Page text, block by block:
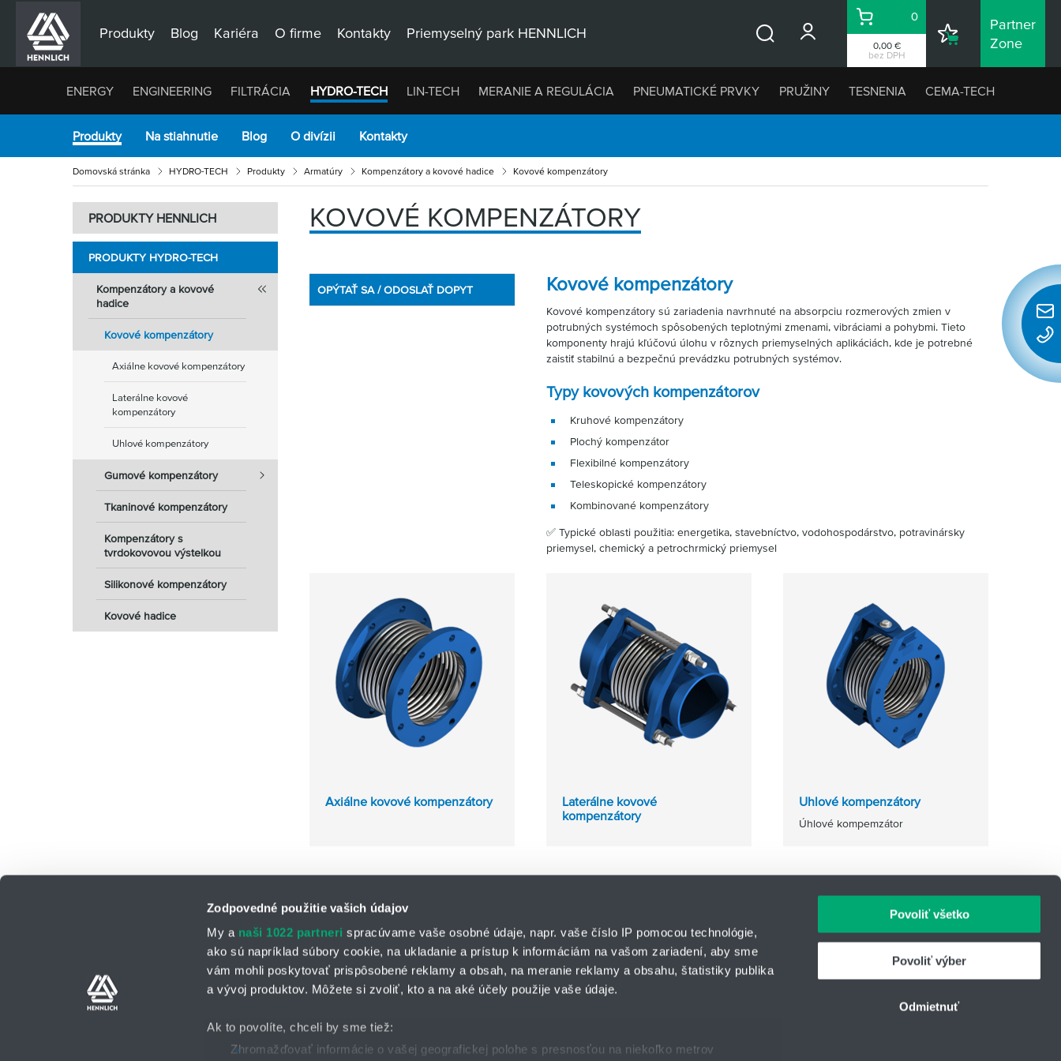
Zodpovedné použitie vašich údajov
My a naši 1022 partneri spracúvame vaše osobné údaje, napr. vaše číslo IP pomocou technológie,
ako sú napríklad súbory cookie, na ukladanie a prístup k informáciám na vašom zariadení, aby sme
vám mohli poskytovať prispôsobené reklamy a obsah, na meranie reklamy a obsahu, štatistiky publika
a vývoj produktov. Môžete si zvoliť, kto a na aké účely použije vaše údaje.
Ak to povolíte, chceli by sme tiež:
Zhromažďovať informácie o vašej geografickej polohe s presnosťou na niekoľko metrov
Povoliť všetko
Povoliť výber
Odmietnuť
Produkty Blog Kariéra O firme Kontakty Priemyselný park HENNLICH
0,00 €
bez DPH
Košík
0
Nákupný
Partner
Zone
ENERGY ENGINEERING FILTRÁCIA HYDRO-TECH LIN-TECH MERANIE A REGULÁCIA PNEUMATICKÉ PRVKY PRUŽINY TESNENIA CEMA-TECH
Produkty Na stiahnutie Blog O divízii Kontakty
Domovská stránka HYDRO-TECH Produkty Armatúry Kompenzátory a kovové hadice Kovové kompenzátory
PRODUKTY HENNLICH
PRODUKTY HYDRO-TECH
Kompenzátory a kovové
hadice
Kovové kompenzátory
Axiálne kovové kompenzátory
Laterálne kovové
kompenzátory
Uhlové kompenzátory
Gumové kompenzátory
Tkaninové kompenzátory
Kompenzátory s
tvrdokovovou výstelkou
Silikonové kompenzátory
Kovové hadice
KOVOVÉ KOMPENZÁTORY
OPÝTAŤ SA / ODOSLAŤ DOPYT Kovové kompenzátory
Kovové kompenzátory sú zariadenia navrhnuté na absorpciu rozmerových zmien v
potrubných systémoch spôsobených teplotnými zmenami, vibráciami a pohybmi. Tieto
komponenty hrajú kľúčovú úlohu v rôznych priemyselných aplikáciách, kde je potrebné
zaistiť stabilnú a bezpečnú prevádzku potrubných systémov.
Typy kovových kompenzátorov
Kruhové kompenzátory
Plochý kompenzátor
Flexibilné kompenzátory
Teleskopické kompenzátory
Kombinované kompenzátory
✅ Typické oblasti použitia: energetika, stavebníctvo, vodohospodárstvo, potravinársky
priemysel, chemický a petrochrmický priemysel
Axiálne kovové kompenzátory
Laterálne kovové
kompenzátory
Uhlové kompenzátory
Úhlové kompemzátor
HENNLICH s.r.o.
Košťany nad Turcom 543
IČO: 31344500
Telefón: +421 903 447 245